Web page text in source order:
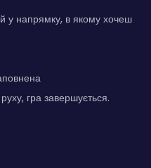
у напрямку, в якому хочеш
гра завершується.